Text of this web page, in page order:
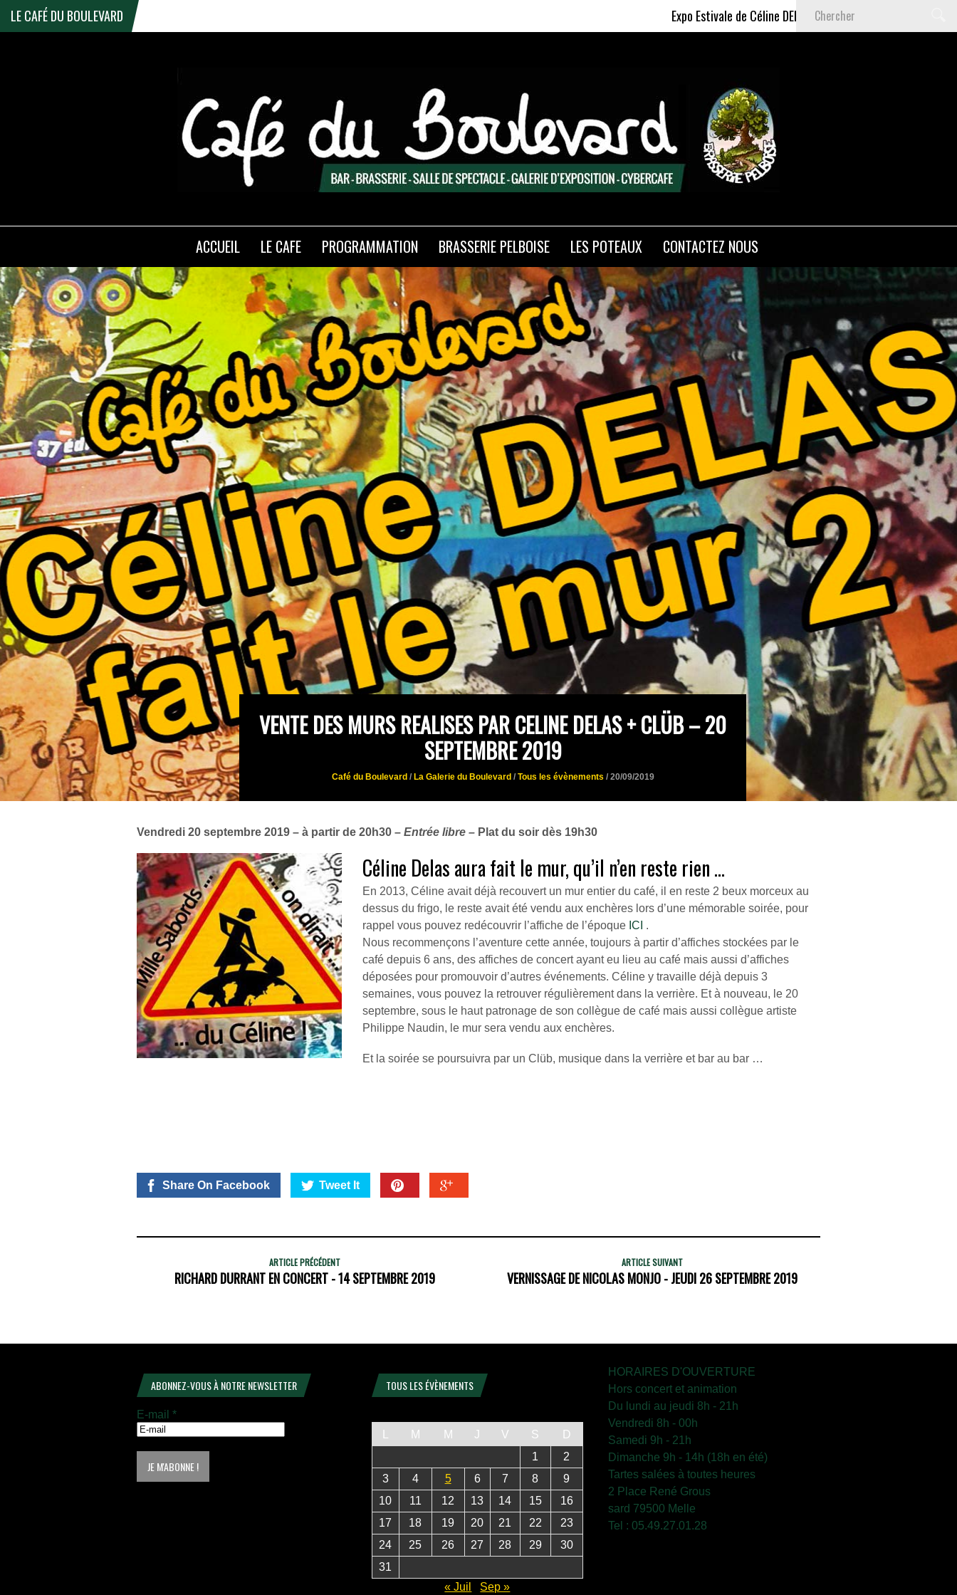
LE CAFÉ DU BOULEVARD Expo Estivale de Céline DELAS - Du 9 Juillet au 6 Septembre 2026
ACCUEIL LE CAFE PROGRAMMATION BRASSERIE PELBOISE LES POTEAUX CONTACTEZ NOUS
VENTE DES MURS REALISES PAR CELINE DELAS + CLÜB – 20
SEPTEMBRE 2019
Café du Boulevard / La Galerie du Boulevard / Tous les évènements / 20/09/2019
Vendredi 20 septembre 2019 – à partir de 20h30 – Entrée libre – Plat du soir dès 19h30
Céline Delas aura fait le mur, qu’il n’en reste rien …
En 2013, Céline avait déjà recouvert un mur entier du café, il en reste 2 beux morceux au
dessus du frigo, le reste avait été vendu aux enchères lors d’une mémorable soirée, pour
rappel vous pouvez redécouvrir l’affiche de l’époque ICI .
Nous recommençons l’aventure cette année, toujours à partir d’affiches stockées par le
café depuis 6 ans, des affiches de concert ayant eu lieu au café mais aussi d’affiches
déposées pour promouvoir d’autres événements. Céline y travaille déjà depuis 3
semaines, vous pouvez la retrouver régulièrement dans la verrière. Et à nouveau, le 20
septembre, sous le haut patronage de son collègue de café mais aussi collègue artiste
Philippe Naudin, le mur sera vendu aux enchères.
Et la soirée se poursuivra par un Clüb, musique dans la verrière et bar au bar …
Share On Facebook Tweet It
ARTICLE PRÉCÉDENT
RICHARD DURRANT EN CONCERT - 14 SEPTEMBRE 2019
ARTICLE SUIVANT
VERNISSAGE DE NICOLAS MONJO - JEUDI 26 SEPTEMBRE 2019
ABONNEZ-VOUS À NOTRE NEWSLETTER
E-mail *
TOUS LES ÉVÈNEMENTS
M M J V S
D
1
2
3
4 5 6 7 8
9
10
11 12 13 14 15
16
17
18 19 20 21 22
23
24
25 26 27 28 29
30
31
« Juil
Sep »
HORAIRES D'OUVERTURE
Hors concert et animation
Du lundi au jeudi 8h - 21h
Vendredi 8h - 00h
Samedi 9h - 21h
Dimanche 9h - 14h (18h en été)
Tartes salées à toutes heures
2 Place René Grous
sard 79500 Melle
Tel : 05.49.27.01.28